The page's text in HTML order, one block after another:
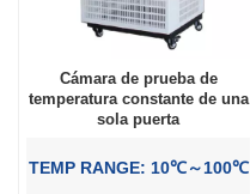
Cámara de prueba de
temperatura constante de una
sola puerta
TEMP RANGE: 10℃～100℃